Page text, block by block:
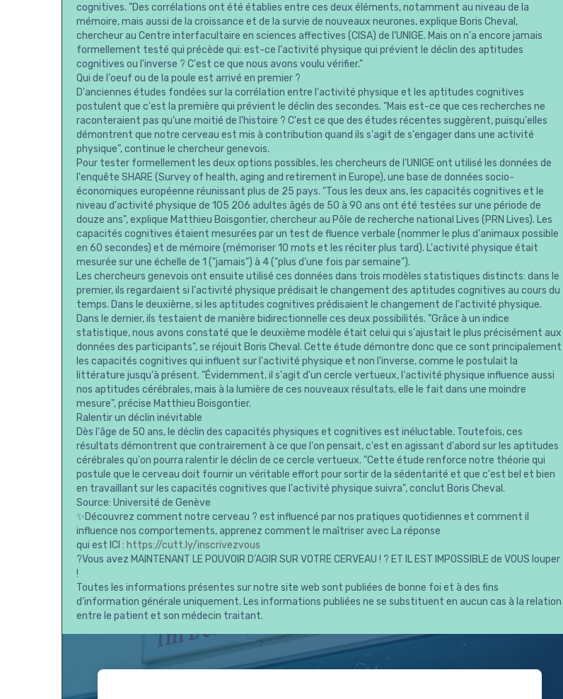
cognitives. "Des corrélations ont été établies entre ces deux éléments, notamment au niveau de la
mémoire, mais aussi de la croissance et de la survie de nouveaux neurones, explique Boris Cheval,
chercheur au Centre interfacultaire en sciences affectives (CISA) de l'UNIGE. Mais on n'a encore jamais
formellement testé qui précède qui: est-ce l'activité physique qui prévient le déclin des aptitudes
cognitives ou l'inverse ? C'est ce que nous avons voulu vérifier."
Qui de l'oeuf ou de la poule est arrivé en premier ?
D'anciennes études fondées sur la corrélation entre l'activité physique et les aptitudes cognitives
postulent que c'est la première qui prévient le déclin des secondes. "Mais est-ce que ces recherches ne
raconteraient pas qu'une moitié de l'histoire ? C'est ce que des études récentes suggèrent, puisqu'elles
démontrent que notre cerveau est mis à contribution quand ils s'agit de s'engager dans une activité
physique", continue le chercheur genevois.
Pour tester formellement les deux options possibles, les chercheurs de l'UNIGE ont utilisé les données de
l'enquête SHARE (Survey of health, aging and retirement in Europe), une base de données socio-
économiques européenne réunissant plus de 25 pays. "Tous les deux ans, les capacités cognitives et le
niveau d'activité physique de 105 206 adultes âgés de 50 à 90 ans ont été testées sur une période de
douze ans", explique Matthieu Boisgontier, chercheur au Pôle de recherche national Lives (PRN Lives). Les
capacités cognitives étaient mesurées par un test de fluence verbale (nommer le plus d'animaux possible
en 60 secondes) et de mémoire (mémoriser 10 mots et les réciter plus tard). L'activité physique était
mesurée sur une échelle de 1 ("jamais") à 4 ("plus d'une fois par semaine").
Les chercheurs genevois ont ensuite utilisé ces données dans trois modèles statistiques distincts: dans le
premier, ils regardaient si l'activité physique prédisait le changement des aptitudes cognitives au cours du
temps. Dans le deuxième, si les aptitudes cognitives prédisaient le changement de l'activité physique.
Dans le dernier, ils testaient de manière bidirectionnelle ces deux possibilités. "Grâce à un indice
statistique, nous avons constaté que le deuxième modèle était celui qui s'ajustait le plus précisément aux
données des participants", se réjouit Boris Cheval. Cette étude démontre donc que ce sont principalement
les capacités cognitives qui influent sur l'activité physique et non l'inverse, comme le postulait la
littérature jusqu'à présent. "Évidemment, il s'agit d'un cercle vertueux, l'activité physique influence aussi
nos aptitudes cérébrales, mais à la lumière de ces nouveaux résultats, elle le fait dans une moindre
mesure", précise Matthieu Boisgontier.
Ralentir un déclin inévitable
Dès l'âge de 50 ans, le déclin des capacités physiques et cognitives est inéluctable. Toutefois, ces
résultats démontrent que contrairement à ce que l'on pensait, c'est en agissant d'abord sur les aptitudes
cérébrales qu'on pourra ralentir le déclin de ce cercle vertueux. "Cette étude renforce notre théorie qui
postule que le cerveau doit fournir un véritable effort pour sortir de la sédentarité et que c'est bel et bien
en travaillant sur les capacités cognitives que l'activité physique suivra", conclut Boris Cheval.
Source: Université de Genève
✨Découvrez comment notre cerveau ? est influencé par nos pratiques quotidiennes et comment il
influence nos comportements, apprenez comment le maîtriser avec La réponse
qui est ICI : https://cutt.ly/inscrivezvous
?Vous avez MAINTENANT LE POUVOIR D’AGIR SUR VOTRE CERVEAU ! ? ET IL EST IMPOSSIBLE de VOUS louper
!
Toutes les informations présentes sur notre site web sont publiées de bonne foi et à des fins
d'information générale uniquement. Les informations publiées ne se substituent en aucun cas à la relation
entre le patient et son médecin traitant.